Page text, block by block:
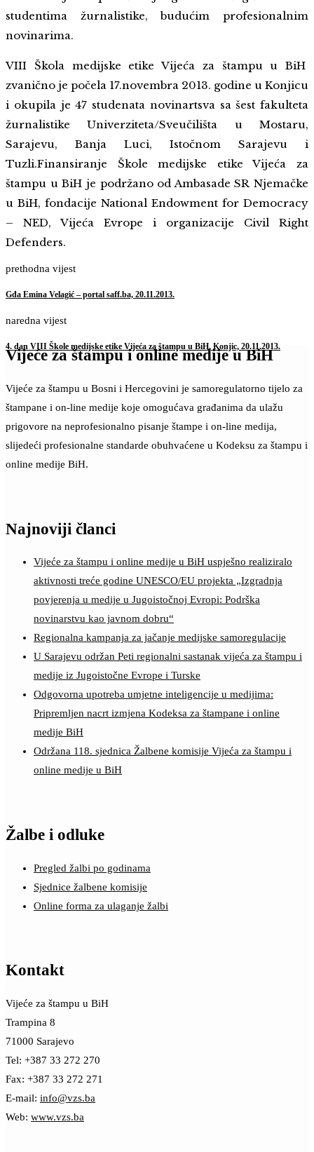
studentima žurnalistike, budućim profesionalnim
novinarima.
VIII Škola medijske etike Vijeća za štampu u BiH
zvanično je počela 17.novembra 2013. godine u Konjicu
i okupila je 47 studenata novinartsva sa šest fakulteta
žurnalistike Univerziteta/Sveučilišta u Mostaru,
Sarajevu, Banja Luci, Istočnom Sarajevu i
Tuzli.Finansiranje Škole medijske etike Vijeća za
štampu u BiH je podržano od Ambasade SR Njemačke
u BiH, fondacije National Endowment for Democracy
– NED, Vijeća Evrope i organizacije Civil Right
Defenders.
prethodna vijest
Gđa Emina Velagić – portal saff.ba, 20.11.2013.
naredna vijest
4. dan VIII Škole medijske etike Vijeća za štampu u BiH, Konjic, 20.11.2013.
Vijeće za štampu i online medije u BiH
Vijeće za štampu u Bosni i Hercegovini je samoregulatorno tijelo za
štampane i on-line medije koje omogućava građanima da ulažu
prigovore na neprofesionalno pisanje štampe i on-line medija,
slijedeći profesionalne standarde obuhvaćene u Kodeksu za štampu i
online medije BiH.
Najnoviji članci
Vijeće za štampu i online medije u BiH uspješno realiziralo
aktivnosti treće godine UNESCO/EU projekta „Izgradnja
povjerenja u medije u Jugoistočnoj Evropi: Podrška
novinarstvu kao javnom dobru“
Regionalna kampanja za jačanje medijske samoregulacije
U Sarajevu održan Peti regionalni sastanak vijeća za štampu i
medije iz Jugoistočne Evrope i Turske
Odgovorna upotreba umjetne inteligencije u medijima:
Pripremljen nacrt izmjena Kodeksa za štampane i online
medije BiH
Održana 118. sjednica Žalbene komisije Vijeća za štampu i
online medije u BiH
Žalbe i odluke
Pregled žalbi po godinama
Sjednice žalbene komisije
Online forma za ulaganje žalbi
Kontakt
Vijeće za štampu u BiH
Trampina 8
71000 Sarajevo
Tel: +387 33 272 270
Fax: +387 33 272 271
E-mail: info@vzs.ba
Web: www.vzs.ba